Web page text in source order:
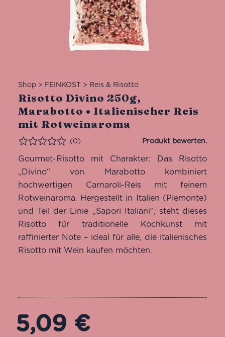
Shop> FEINKOST> Reis & Risotto
Risotto Divino 250g,
Marabotto • Italienischer Reis
mit Rotweinaroma
Bewertet
(0)
Gourmet-Risotto mit Charakter: Das Risotto
„Divino“ von Marabotto kombiniert
hochwertigen Carnaroli-Reis mit feinem
Rotweinaroma. Hergestellt in Italien (Piemonte)
und Teil der Linie „Sapori Italiani“, steht dieses
Risotto für traditionelle Kochkunst mit
raffinierter Note – ideal für alle, die italienisches
Risotto mit Wein kaufen möchten.
5,09 €